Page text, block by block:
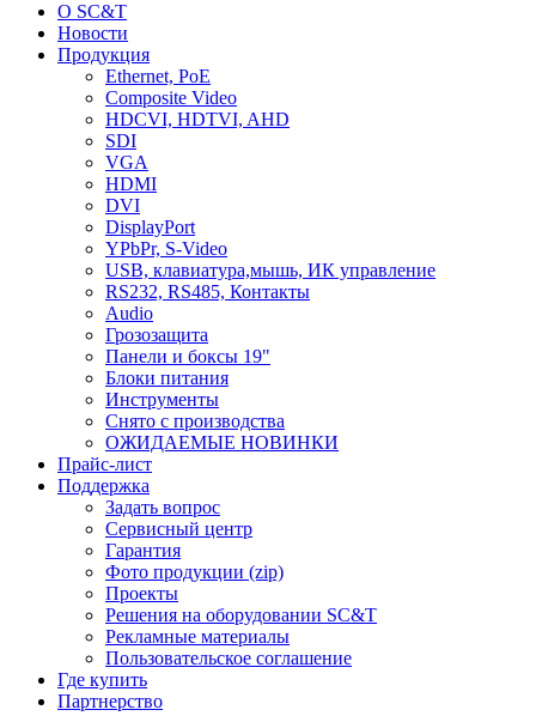
О SC&T
Новости
Продукция
Ethernet, PoE
Composite Video
HDCVI, HDTVI, AHD
SDI
VGA
HDMI
DVI
DisplayPort
YPbPr, S-Video
USB, клавиатура,мышь, ИК управление
RS232, RS485, Контакты
Audio
Грозозащита
Панели и боксы 19"
Блоки питания
Инструменты
Снято с производства
ОЖИДАЕМЫЕ НОВИНКИ
Прайс-лист
Поддержка
Задать вопрос
Сервисный центр
Гарантия
Фото продукции (zip)
Проекты
Решения на оборудовании SC&T
Рекламные материалы
Пользовательское соглашение
Где купить
Партнерство